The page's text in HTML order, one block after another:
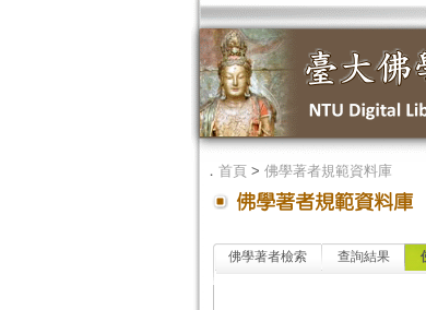
． 首頁> 佛學著者規範資料庫
佛學著者檢索 查詢結果